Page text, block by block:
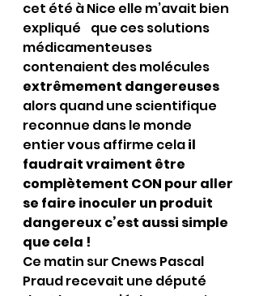
cet été à Nice elle m’avait bien
expliqué    que ces solutions
médicamenteuses
contenaient des molécules
extrêmement dangereuses
alors quand une scientifique
reconnue dans le monde
entier vous affirme cela il
faudrait vraiment être
complètement CON pour aller
se faire inoculer un produit
dangereux c’est aussi simple
que cela !
Ce matin sur Cnews Pascal
Praud recevait une député